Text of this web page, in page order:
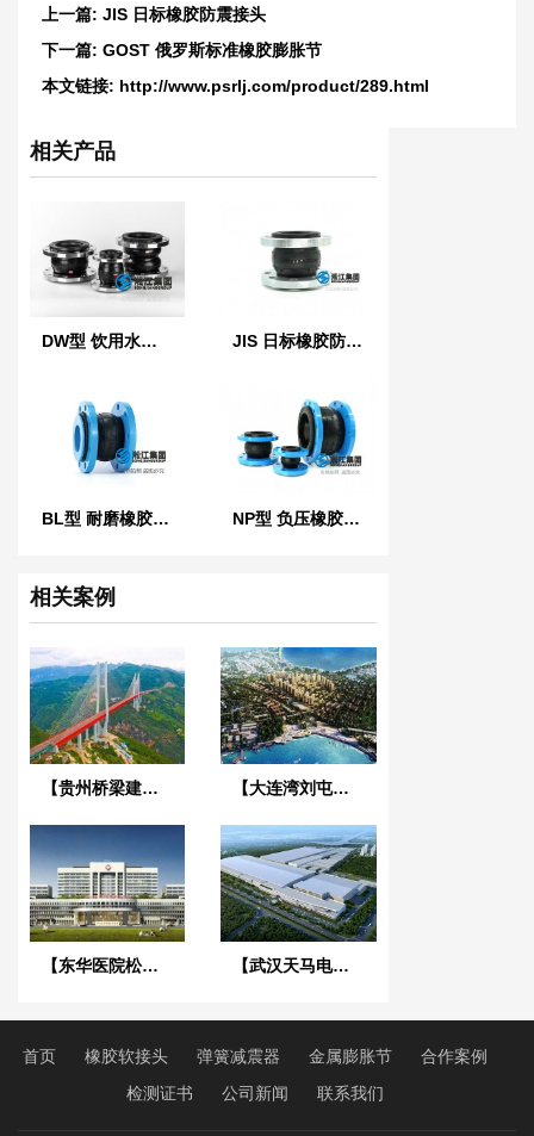
上一篇: JIS 日标橡胶防震接头
下一篇: GOST 俄罗斯标准橡胶膨胀节
本文链接: http://www.psrlj.com/product/289.html
相关产品
DW型 饮用水橡胶软接头 JIS 日标橡胶防震接头
BL型 耐磨橡胶软连接 NP型 负压橡胶接头
相关案例
【贵州桥梁建设集团1029工程项目】橡胶接头合同 【大连湾刘屯旧区改造项目】变压器减震器合同
【东华医院松山湖院区3号心脑血管大楼】减振降噪合同 【武汉天马电子新型显示产业中心】废水系统橡胶接头合同
首页 橡胶软接头 弹簧减震器 金属膨胀节
合作案例
检测证书
公司新闻 联系我们